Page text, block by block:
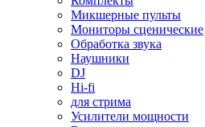
Микшерные пульты
Мониторы сценические
Обработка звука
Наушники
DJ
Hi-fi
для стрима
Усилители мощности